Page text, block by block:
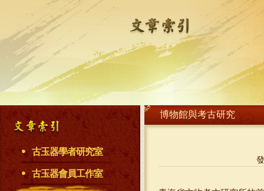
古玉器學者研究室
古玉器會員工作室
博物館與考古研究